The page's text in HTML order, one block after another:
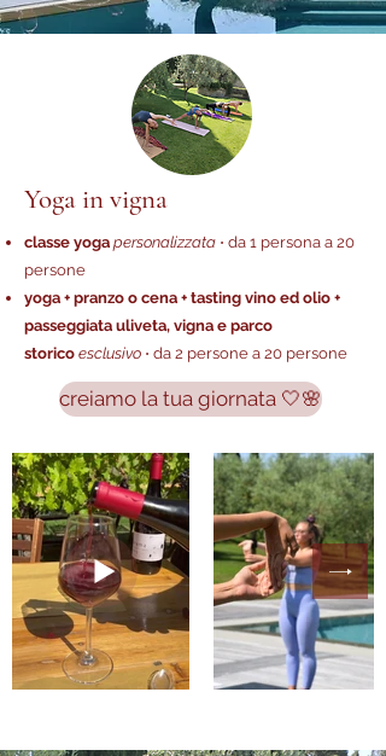
Yoga in vigna
classe yoga personalizzata ⋅ da 1 persona a 20
persone
yoga + pranzo o cena + tasting vino ed olio +
passeggiata uliveta, vigna e parco
storico esclusivo ⋅ da 2 persone a 20 persone
creiamo la tua giornata 🤍🌸